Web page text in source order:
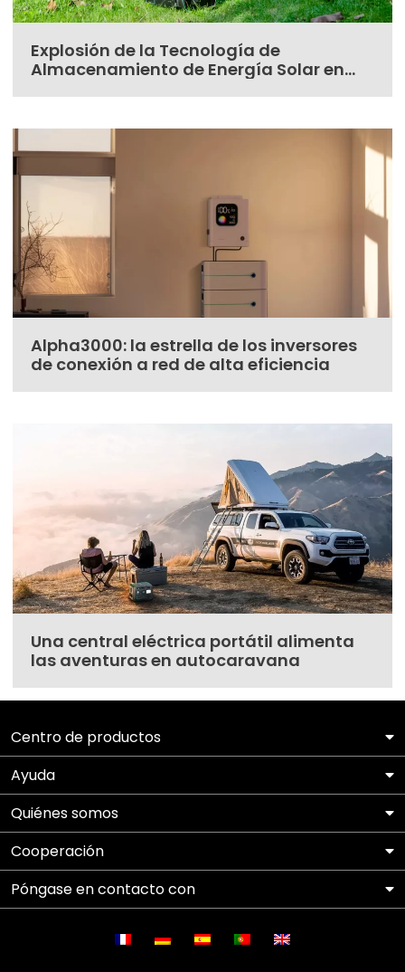
Explosión de la Tecnología de
Almacenamiento de Energía Solar en
mercado
Alpha3000: la estrella de los inversores
de conexión a red de alta eficiencia
Una central eléctrica portátil alimenta
las aventuras en autocaravana
Centro de productos
Ayuda
Quiénes somos
Cooperación
Póngase en contacto con